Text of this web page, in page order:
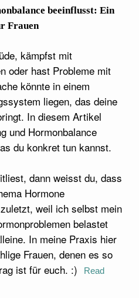
beeinflusst: Ein
Frauen
kämpfst mit
oder hast Probleme mit
könnte in einem
liegen, das deine
In diesem Artikel
und Hormonbalance
du konkret tun kannst.
dann weisst du, dass
Hormone
weil ich selbst mein
belastet
In meine Praxis hier
Frauen, denen es so
ist für euch. :)
Read